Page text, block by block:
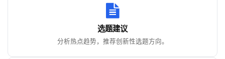
选题建议
分析热点趋势，推荐创新性选题方向。